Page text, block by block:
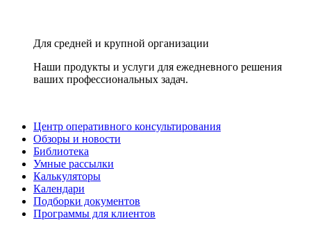
Для средней и крупной организации
Наши продукты и услуги для ежедневного решения
ваших профессиональных задач.
Центр оперативного консультирования
Обзоры и новости
Библиотека
Умные рассылки
Калькуляторы
Календари
Подборки документов
Программы для клиентов